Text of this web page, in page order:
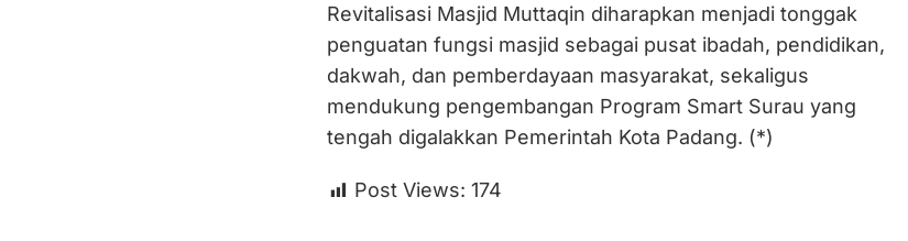
Revitalisasi Masjid Muttaqin diharapkan menjadi tonggak
penguatan fungsi masjid sebagai pusat ibadah, pendidikan,
dakwah, dan pemberdayaan masyarakat, sekaligus
mendukung pengembangan Program Smart Surau yang
tengah digalakkan Pemerintah Kota Padang. (*)
Post Views: 174